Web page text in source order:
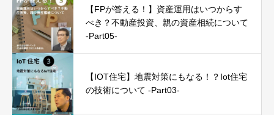
【FPが答える！】資産運用はいつからす
べき？不動産投資、親の資産相続について
-Part05-
【IOT住宅】地震対策にもなる！？Iot住宅
の技術について -Part03-